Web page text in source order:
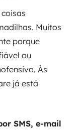
Muitos
porque
ou
Às
já está
SMS, e-mail